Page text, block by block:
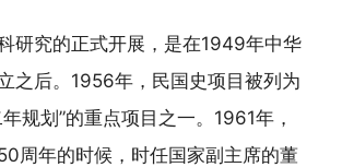
研究的正式开展，是在1949年中华
之后。1956年，民国史项目被列为
规划”的重点项目之一。1961年，
周年的时候，时任国家副主席的董